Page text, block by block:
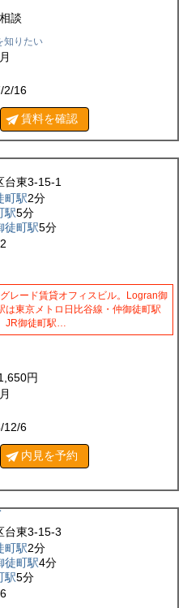
相談
知りたい
2/16
賃料を確認
台東3-15-1
町駅2分
駅5分
徒町駅5分
レード賃貸オフィスビル。Logran御
東京メトロ日比谷線・仲御徒町駅
JR御徒町駅…
円
12/6
内見を予約
台東3-15-3
町駅2分
徒町駅4分
駅5分